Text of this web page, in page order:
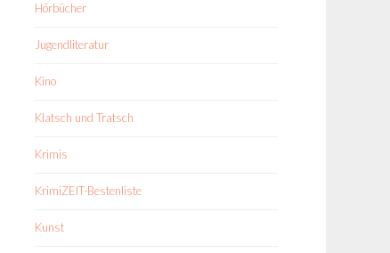
Hörbücher
Jugendliteratur
Kino
Klatsch und Tratsch
Krimis
KrimiZEIT-Bestenliste
Kunst